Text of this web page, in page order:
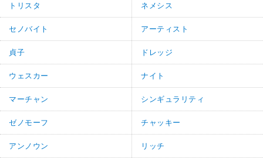
トリスタ ネメシス
セノバイト アーティスト
貞子 ドレッジ
ウェスカー ナイト
マーチャン シンギュラリティ
ゼノモーフ チャッキー
アンノウン リッチ